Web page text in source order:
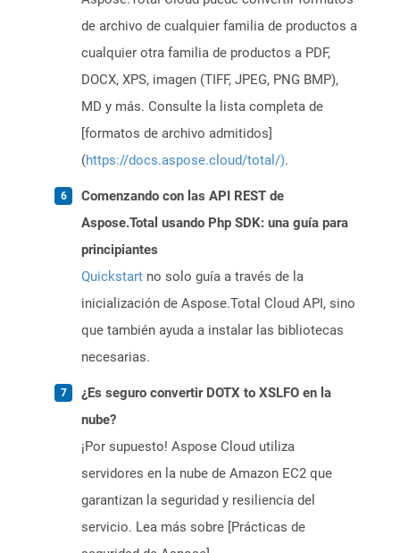
de archivo de cualquier familia de productos a
cualquier otra familia de productos a PDF,
DOCX, XPS, imagen (TIFF, JPEG, PNG BMP),
MD y más. Consulte la lista completa de
[formatos de archivo admitidos]
(https://docs.aspose.cloud/total/).
Comenzando con las API REST de
Aspose.Total usando Php SDK: una guía para
principiantes
Quickstart no solo guía a través de la
inicialización de Aspose.Total Cloud API, sino
que también ayuda a instalar las bibliotecas
necesarias.
¿Es seguro convertir DOTX to XSLFO en la
nube?
¡Por supuesto! Aspose Cloud utiliza
servidores en la nube de Amazon EC2 que
garantizan la seguridad y resiliencia del
servicio. Lea más sobre [Prácticas de